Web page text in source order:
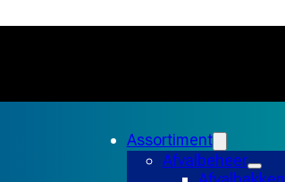
Assortiment
Afvalbeheer